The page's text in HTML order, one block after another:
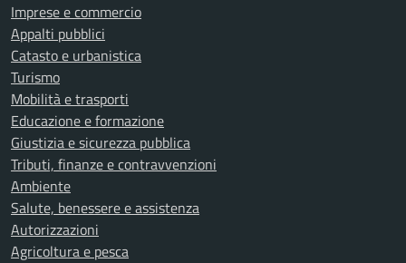
Imprese e commercio
Appalti pubblici
Catasto e urbanistica
Turismo
Mobilità e trasporti
Educazione e formazione
Giustizia e sicurezza pubblica
Tributi, finanze e contravvenzioni
Ambiente
Salute, benessere e assistenza
Autorizzazioni
Agricoltura e pesca